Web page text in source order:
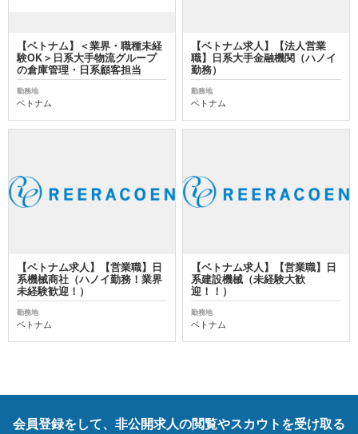
【ベトナム】＜業界・職種未経
験OK＞日系大手物流グループ
の倉庫管理・日系顧客担当
勤務地
ベトナム
【ベトナム求人】【法人営業
職】日系大手金融機関（ハノイ
勤務）
勤務地
ベトナム
【ベトナム求人】【営業職】日
系機械商社（ハノイ勤務！業界
未経験歓迎！）
勤務地
ベトナム
【ベトナム求人】【営業職】日
系建設機械（未経験大歓
迎！！）
勤務地
ベトナム
会員登録をして、非公開求人の閲覧やスカウトを受け取る